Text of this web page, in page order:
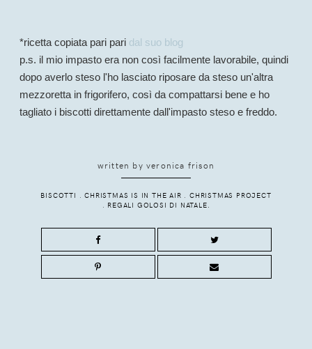
*ricetta copiata pari pari dal suo blog
p.s. il mio impasto era non così facilmente lavorabile, quindi
dopo averlo steso l'ho lasciato riposare da steso un'altra
mezzoretta in frigorifero, così da compattarsi bene e ho
tagliato i biscotti direttamente dall'impasto steso e freddo.
written byveronica frison
BISCOTTI .CHRISTMAS IS IN THE AIR . CHRISTMAS PROJECT
. REGALI GOLOSI DI NATALE.